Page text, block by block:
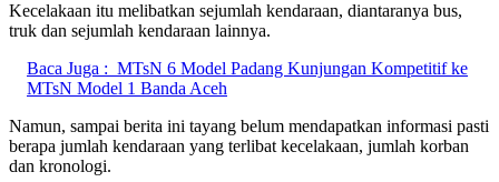
Kecelakaan itu melibatkan sejumlah kendaraan, diantaranya bus,
truk dan sejumlah kendaraan lainnya.
Baca Juga : MTsN 6 Model Padang Kunjungan Kompetitif ke
MTsN Model 1 Banda Aceh
Namun, sampai berita ini tayang belum mendapatkan informasi pasti
berapa jumlah kendaraan yang terlibat kecelakaan, jumlah korban
dan kronologi.